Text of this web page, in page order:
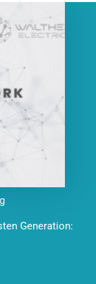
Generation: